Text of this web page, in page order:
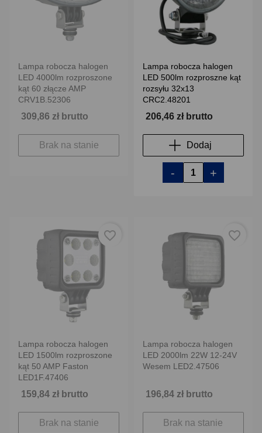
Lampa robocza halogen
LED 4000lm rozproszone
kąt 60 złącze AMP
CRV1B.52306
309,86 zł brutto
Brak na stanie
Lampa robocza halogen
LED 500lm rozproszne kąt
rozsyłu 32x13
CRC2.48201
206,46 zł brutto
Dodaj
- +
Lampa robocza halogen
LED 1500lm rozproszone
kąt 50 AMP Faston
LED1F.47406
159,84 zł brutto
Brak na stanie
favorite_border
Lampa robocza halogen
LED 2000lm 22W 12-24V
Wesem LED2.47506
196,84 zł brutto
Brak na stanie
favorite_border